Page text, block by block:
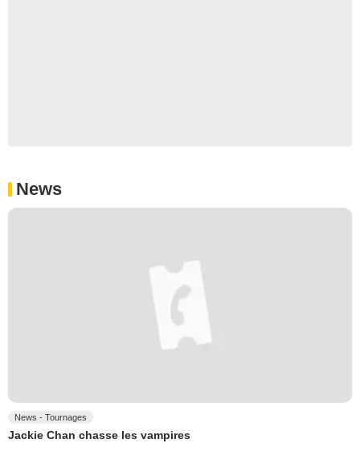
News
News - Tournages
Jackie Chan chasse les vampires